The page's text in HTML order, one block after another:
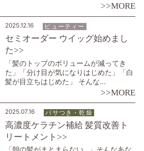
>>MORE
2025.12.16 ビューティー
セミオーダー ウイッグ始めまし
た>>
「髪のトップのボリュームが減ってき
た」「分け目が気になりはじめた」「白
髪が目立ちはじめた」 そんな...
>>MORE
2025.07.16 パサつき・乾燥
高濃度ケラチン補給 髪質改善ト
リートメント>>
「朝の髪がまとまらない…」そんなあな